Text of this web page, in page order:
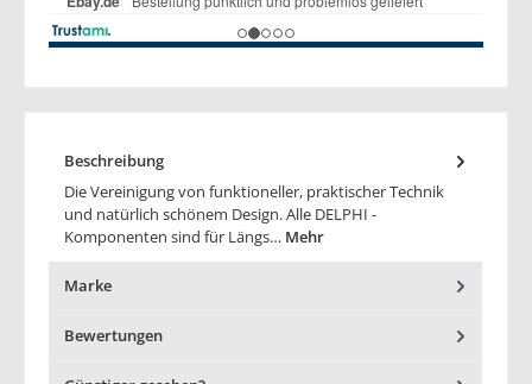
Beschreibung
Die Vereinigung von funktioneller, praktischer Technik
und natürlich schönem Design. Alle DELPHI -
Komponenten sind für Längs… Mehr
Marke
Bewertungen